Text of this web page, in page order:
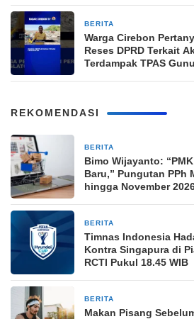
BERITA
Warga Cirebon
Reses DPRD Terkait
Terdampak TPAS
REKOMENDASI
BERITA
Bimo Wijayanto:
Baru,” Pungutan PPh
hingga November
BERITA
Timnas Indonesia
Kontra Singapura di
RCTI Pukul 18.45 WIB
BERITA
Makan Pisang